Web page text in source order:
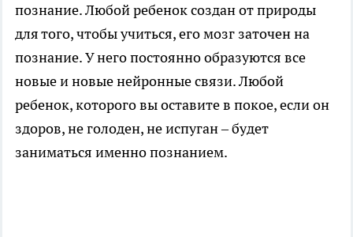
познание. Любой ребенок создан от природы
для того, чтобы учиться, его мозг заточен на
познание. У него постоянно образуются все
новые и новые нейронные связи. Любой
ребенок, которого вы оставите в покое, если он
здоров, не голоден, не испуган – будет
заниматься именно познанием.